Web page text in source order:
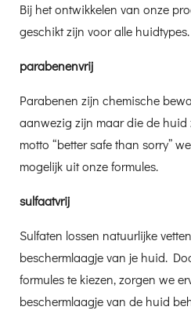
Bij het ontwikkelen van onze
geschikt zijn voor alle huidtypes.
parabenenvrij
Parabenen zijn chemische
aanwezig zijn maar die de
motto “better safe than sorry”
mogelijk uit onze formules.
sulfaatvrij
Sulfaten lossen natuurlijke
beschermlaagje van je huid.
formules te kiezen, zorgen we
beschermlaagje van de huid